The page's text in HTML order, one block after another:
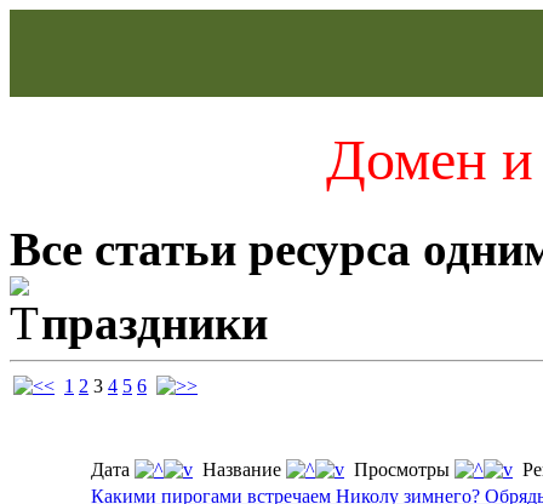
Домен и
Все статьи ресурса
праздники
1 2 3 4 5 6
Дата Название Просмотры
Какими пирогами встречаем Николу зимнего?